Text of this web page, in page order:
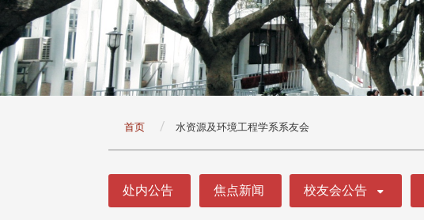
首页 水资源及环境工程学系系友会
处内公告 焦点新闻 校友会公告